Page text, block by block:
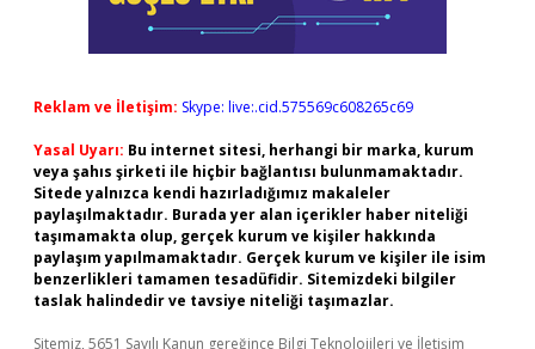
Reklam ve İletişim: Skype: live:.cid.575569c608265c69
Yasal Uyarı: Bu internet sitesi, herhangi bir marka, kurum
veya şahıs şirketi ile hiçbir bağlantısı bulunmamaktadır.
Sitede yalnızca kendi hazırladığımız makaleler
paylaşılmaktadır. Burada yer alan içerikler haber niteliği
taşımamakta olup, gerçek kurum ve kişiler hakkında
paylaşım yapılmamaktadır. Gerçek kurum ve kişiler ile isim
benzerlikleri tamamen tesadüfidir. Sitemizdeki bilgiler
taslak halindedir ve tavsiye niteliği taşımazlar.
Sitemiz, 5651 Sayılı Kanun gereğince Bilgi Teknolojileri ve İletişim